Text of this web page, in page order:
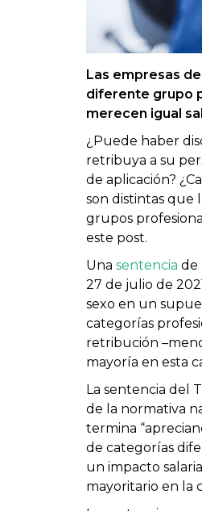
Las empresas
diferente grupo
merecen igual
¿Puede haber
retribuya a su
de aplicación?
son distintas que
grupos
este post.
Una sentencia de
27 de julio de
sexo en un
categorías
retribución
mayoría en esta
La sentencia del
de la normativa
termina
de categorías
un impacto
mayoritario en la